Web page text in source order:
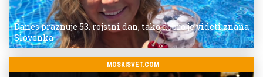
Danes praznuje 53. rojstni dan, tako dobro je videti znana
Slovenka
MOSKISVET.COM